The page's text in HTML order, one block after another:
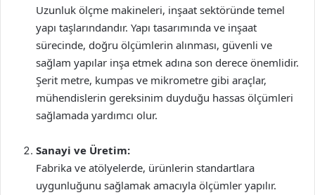
Uzunluk ölçme makineleri, inşaat sektöründe temel
yapı taşlarındandır. Yapı tasarımında ve inşaat
sürecinde, doğru ölçümlerin alınması, güvenli ve
sağlam yapılar inşa etmek adına son derece önemlidir.
Şerit metre, kumpas ve mikrometre gibi araçlar,
mühendislerin gereksinim duyduğu hassas ölçümleri
sağlamada yardımcı olur.
Sanayi ve Üretim:
Fabrika ve atölyelerde, ürünlerin standartlara
uygunluğunu sağlamak amacıyla ölçümler yapılır.